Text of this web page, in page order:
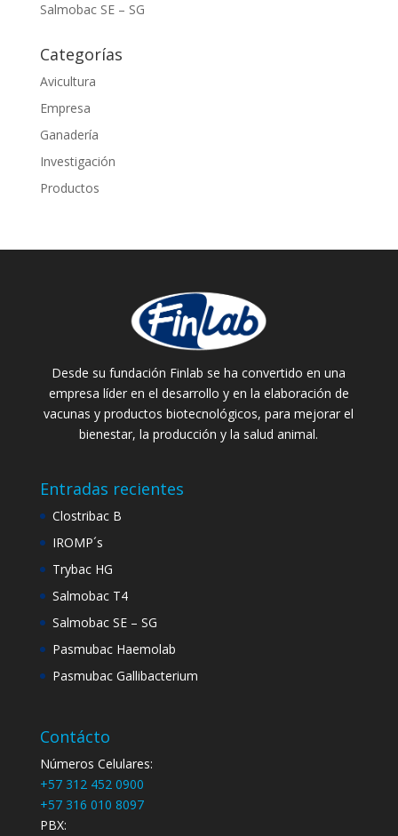
Salmobac SE – SG
Categorías
Avicultura
Empresa
Ganadería
Investigación
Productos
Desde su fundación Finlab se ha convertido en una
empresa líder en el desarrollo y en la elaboración de
vacunas y productos biotecnológicos, para mejorar el
bienestar, la producción y la salud animal.
Entradas recientes
Clostribac B
IROMP´s
Trybac HG
Salmobac T4
Salmobac SE – SG
Pasmubac Haemolab
Pasmubac Gallibacterium
Contácto
Números Celulares:
+57 312 452 0900
+57 316 010 8097
PBX: